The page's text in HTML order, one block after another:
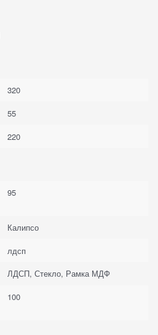
320
55
220
95
Калипсо
лдсп
ЛДСП, Стекло, Рамка МДФ
100